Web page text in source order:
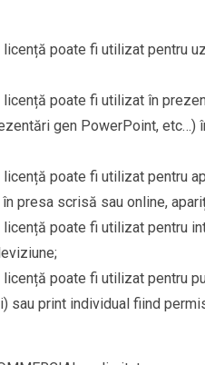
poate fi utilizat pentru
poate fi utilizat în
gen PowerPoint, etc…)
poate fi utilizat pentru
presa scrisă sau online,
poate fi utilizat pentru
poate fi utilizat pentru
sau print individual fiind